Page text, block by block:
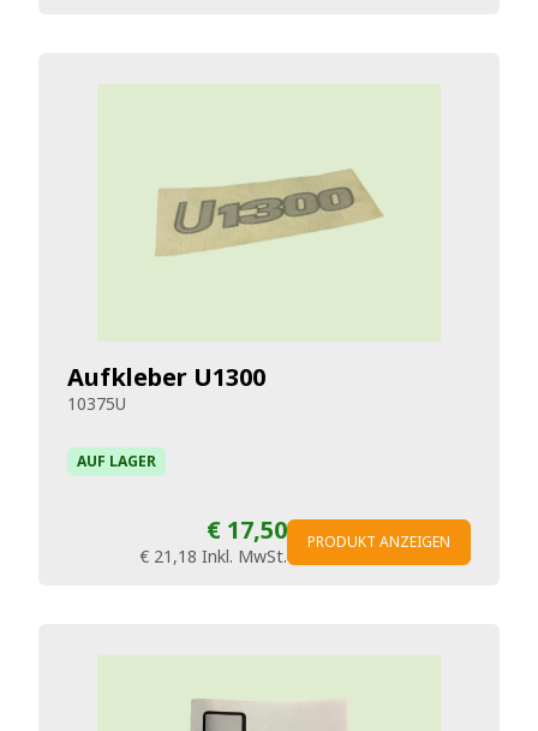
Aufkleber U1300
10375U
AUF LAGER
€ 17,50
€ 21,18 Inkl. MwSt.
PRODUKT ANZEIGEN